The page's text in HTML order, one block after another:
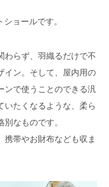
ョールです。
わらず、羽織るだけで不
イン。そして、屋内用の
で使うことのできる汎
いたくなるような、柔ら
なものです。
携帯やお財布なども収ま